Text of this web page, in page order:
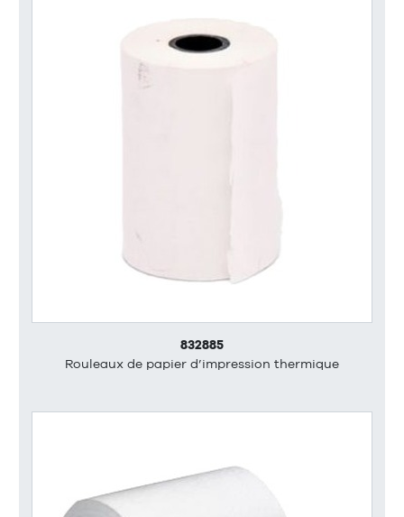
832885
Rouleaux de papier d’impression thermique